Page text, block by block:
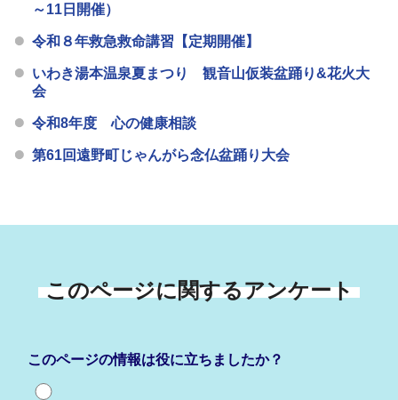
～11日開催）
令和８年救急救命講習【定期開催】
いわき湯本温泉夏まつり 観音山仮装盆踊り&花火大
会
令和8年度 心の健康相談
第61回遠野町じゃんがら念仏盆踊り大会
このページに関するアンケート
このページの情報は役に立ちましたか？